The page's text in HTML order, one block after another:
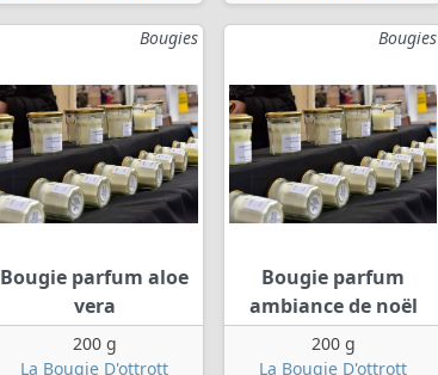
Bougies
Bougie parfum aloe
vera
200 g
La Bougie D'ottrott
Bougies
Bougie parfum
ambiance de noël
200 g
La Bougie D'ottrott